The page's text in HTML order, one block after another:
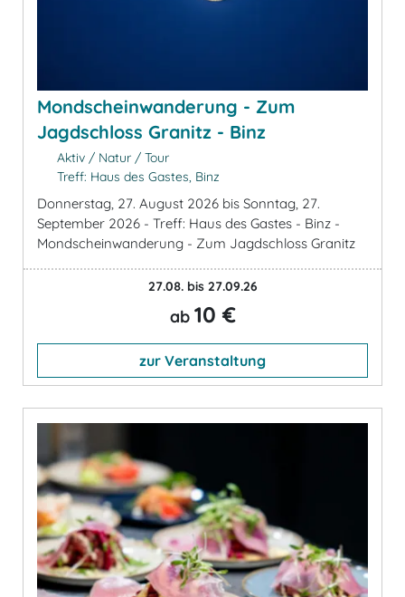
Mondscheinwanderung - Zum
Jagdschloss Granitz - Binz
Aktiv / Natur / Tour
Treff: Haus des Gastes, Binz
Donnerstag, 27. August 2026 bis Sonntag, 27.
September 2026 - Treff: Haus des Gastes - Binz -
Mondscheinwanderung - Zum Jagdschloss Granitz
27.08. bis 27.09.26
ab 10 €
zur Veranstaltung